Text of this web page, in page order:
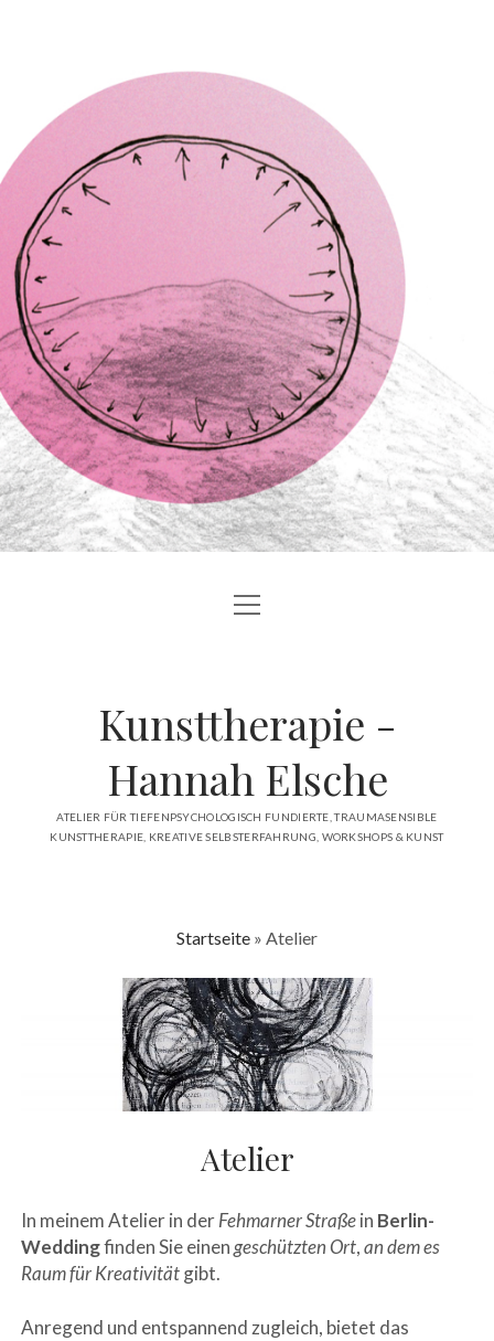
BLOG
ANGEBOTE
ÖFFENTLICHKEIT
KONTAKT
Menü
öffnen
Kunsttherapie -
Hannah Elsche
ATELIER FÜR TIEFENPSYCHOLOGISCH FUNDIERTE, TRAUMASENSIBLE
KUNSTTHERAPIE, KREATIVE SELBSTERFAHRUNG, WORKSHOPS & KUNST
Startseite » Atelier
Atelier
In meinem Atelier in derFehmarner Straßein Berlin-
Weddingfinden Sie einengeschützten Ort,an dem es
Raum für Kreativitätgibt.
Anregend und entspannend zugleich, bietet das